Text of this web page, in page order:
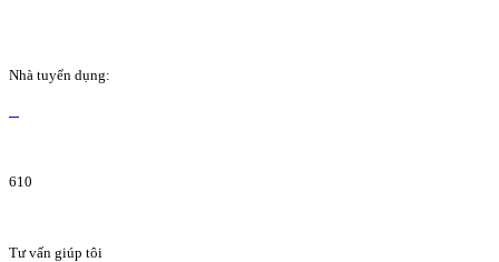
Nhà tuyển dụng:
610
Tư vấn giúp tôi